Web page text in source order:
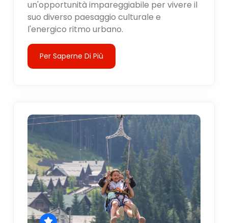
un'opportunità impareggiabile per vivere il
suo diverso paesaggio culturale e
l'energico ritmo urbano.
Per Saperne Di Più